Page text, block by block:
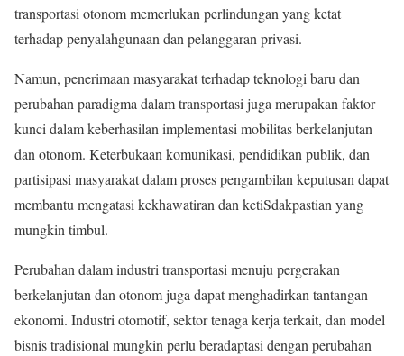
transportasi otonom memerlukan perlindungan yang ketat
terhadap penyalahgunaan dan pelanggaran privasi.
Namun, penerimaan masyarakat terhadap teknologi baru dan
perubahan paradigma dalam transportasi juga merupakan faktor
kunci dalam keberhasilan implementasi mobilitas berkelanjutan
dan otonom. Keterbukaan komunikasi, pendidikan publik, dan
partisipasi masyarakat dalam proses pengambilan keputusan dapat
membantu mengatasi kekhawatiran dan ketiSdakpastian yang
mungkin timbul.
Perubahan dalam industri transportasi menuju pergerakan
berkelanjutan dan otonom juga dapat menghadirkan tantangan
ekonomi. Industri otomotif, sektor tenaga kerja terkait, dan model
bisnis tradisional mungkin perlu beradaptasi dengan perubahan